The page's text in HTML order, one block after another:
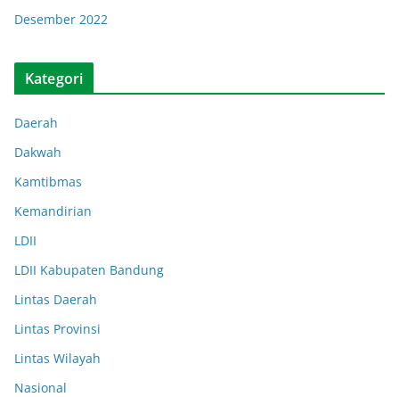
Desember 2022
Kategori
Daerah
Dakwah
Kamtibmas
Kemandirian
LDII
LDII Kabupaten Bandung
Lintas Daerah
Lintas Provinsi
Lintas Wilayah
Nasional